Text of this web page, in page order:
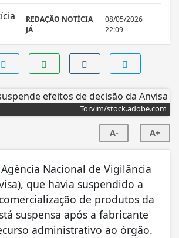
REDAÇÃO NOTÍCIA
JÁ
08/05/2026
22:09
Torvim/stock.adobe.com
A- A+
Nacional de Vigilância
que havia suspendido a
de produtos da
suspensa após a fabricante
administrativo ao órgão.